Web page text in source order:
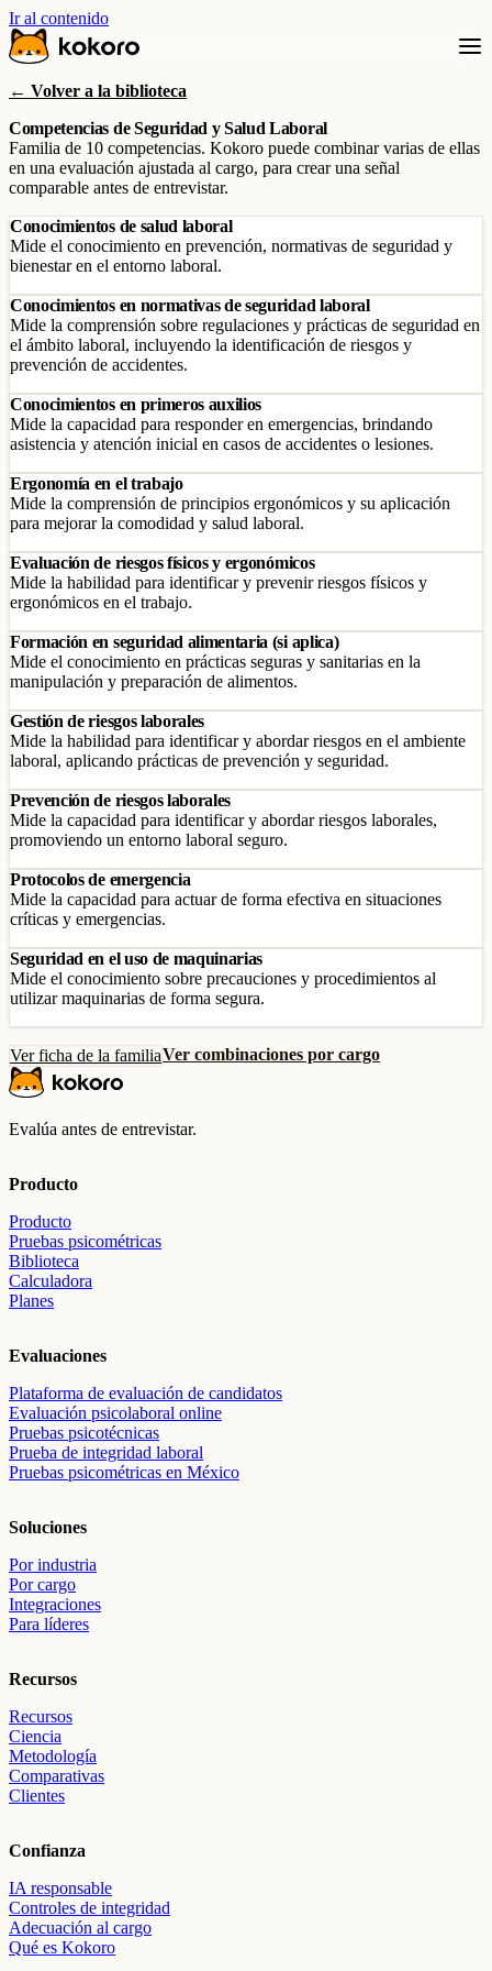
Ir al contenido
← Volver a la biblioteca
Competencias de Seguridad y Salud Laboral
Familia de 10 competencias. Kokoro puede combinar varias de ellas
en una evaluación ajustada al cargo, para crear una señal
comparable antes de entrevistar.
Conocimientos de salud laboral
Mide el conocimiento en prevención, normativas de seguridad y
bienestar en el entorno laboral.
Conocimientos en normativas de seguridad laboral
Mide la comprensión sobre regulaciones y prácticas de seguridad en
el ámbito laboral, incluyendo la identificación de riesgos y
prevención de accidentes.
Conocimientos en primeros auxilios
Mide la capacidad para responder en emergencias, brindando
asistencia y atención inicial en casos de accidentes o lesiones.
Ergonomía en el trabajo
Mide la comprensión de principios ergonómicos y su aplicación
para mejorar la comodidad y salud laboral.
Evaluación de riesgos físicos y ergonómicos
Mide la habilidad para identificar y prevenir riesgos físicos y
ergonómicos en el trabajo.
Formación en seguridad alimentaria (si aplica)
Mide el conocimiento en prácticas seguras y sanitarias en la
manipulación y preparación de alimentos.
Gestión de riesgos laborales
Mide la habilidad para identificar y abordar riesgos en el ambiente
laboral, aplicando prácticas de prevención y seguridad.
Prevención de riesgos laborales
Mide la capacidad para identificar y abordar riesgos laborales,
promoviendo un entorno laboral seguro.
Protocolos de emergencia
Mide la capacidad para actuar de forma efectiva en situaciones
críticas y emergencias.
Seguridad en el uso de maquinarias
Mide el conocimiento sobre precauciones y procedimientos al
utilizar maquinarias de forma segura.
Ver ficha de la familiaVer combinaciones por cargo
Evalúa antes de entrevistar.
Producto
Producto
Pruebas psicométricas
Biblioteca
Calculadora
Planes
Evaluaciones
Plataforma de evaluación de candidatos
Evaluación psicolaboral online
Pruebas psicotécnicas
Prueba de integridad laboral
Pruebas psicométricas en México
Soluciones
Por industria
Por cargo
Integraciones
Para líderes
Recursos
Recursos
Ciencia
Metodología
Comparativas
Clientes
Confianza
IA responsable
Controles de integridad
Adecuación al cargo
Qué es Kokoro